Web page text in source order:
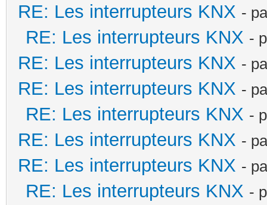
RE: Les interrupteurs KNX -
RE: Les interrupteurs KNX -
RE: Les interrupteurs KNX -
RE: Les interrupteurs KNX -
RE: Les interrupteurs KNX -
RE: Les interrupteurs KNX -
RE: Les interrupteurs KNX -
RE: Les interrupteurs KNX -